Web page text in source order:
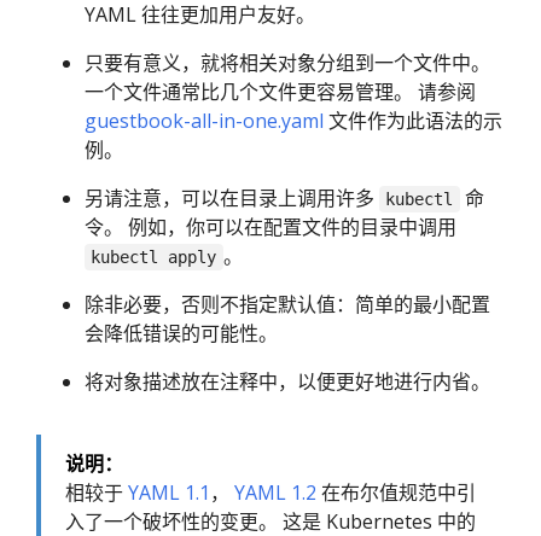
YAML 往往更加用户友好。
只要有意义，就将相关对象分组到一个文件中。
一个文件通常比几个文件更容易管理。 请参阅
guestbook-all-in-one.yaml 文件作为此语法的示
例。
另请注意，可以在目录上调用许多
kubectl
命
令。 例如，你可以在配置文件的目录中调用
kubectl apply 。
除非必要，否则不指定默认值：简单的最小配置
会降低错误的可能性。
将对象描述放在注释中，以便更好地进行内省。
说明：
相较于YAML 1.1 ， YAML 1.2 在布尔值规范中引
入了一个破坏性的变更。 这是 Kubernetes 中的